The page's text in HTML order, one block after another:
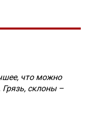
что можно
склоны –